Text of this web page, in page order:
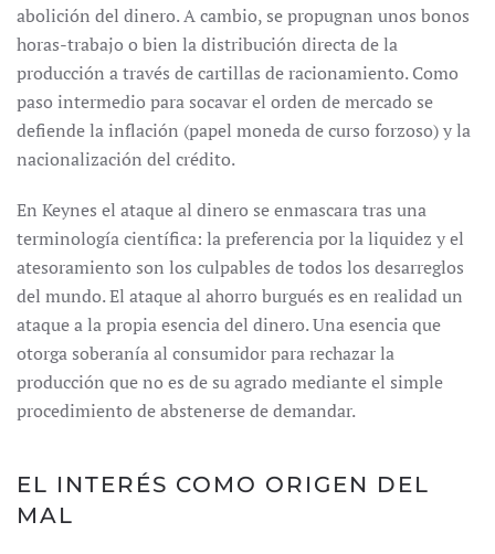
abolición del dinero. A cambio, se propugnan unos bonos
horas-trabajo o bien la distribución directa de la
producción a través de cartillas de racionamiento. Como
paso intermedio para socavar el orden de mercado se
defiende la inflación (papel moneda de curso forzoso) y la
nacionalización del crédito.
En Keynes el ataque al dinero se enmascara tras una
terminología científica: la preferencia por la liquidez y el
atesoramiento son los culpables de todos los desarreglos
del mundo. El ataque al ahorro burgués es en realidad un
ataque a la propia esencia del dinero. Una esencia que
otorga soberanía al consumidor para rechazar la
producción que no es de su agrado mediante el simple
procedimiento de abstenerse de demandar.
EL INTERÉS COMO ORIGEN DEL
MAL